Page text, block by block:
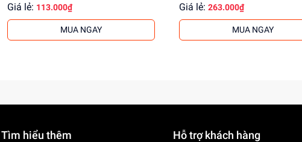
Giá lẻ: 113.000₫
MUA NGAY
Giá lẻ: 263.000₫
MUA NGAY
Tìm hiểu thêm Hỗ trợ khách hàng